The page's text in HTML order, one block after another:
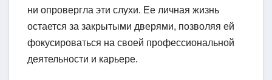
ни опровергла эти слухи. Ее личная жизнь
остается за закрытыми дверями, позволяя ей
фокусироваться на своей профессиональной
деятельности и карьере.